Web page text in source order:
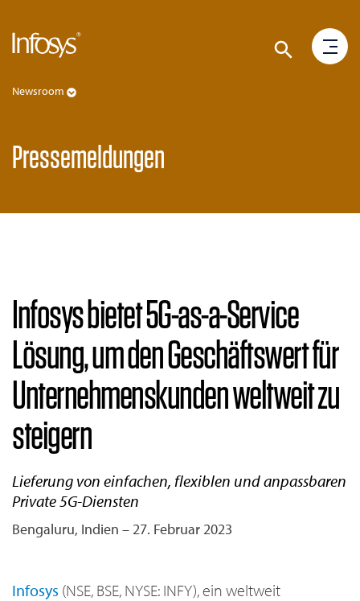
Newsroom
Pressemeldungen
Infosys bietet 5G-as-a-Service
Lösung, um den Geschäftswert für
Unternehmenskunden weltweit zu
steigern
Lieferung von einfachen, flexiblen und anpassbaren
Private 5G-Diensten
Bengaluru, Indien – 27. Februar 2023
Infosys (NSE, BSE, NYSE: INFY), ein weltweit